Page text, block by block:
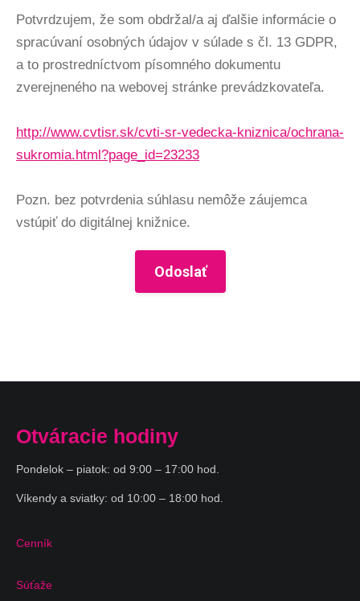
Potvrdzujem, že som obdržal/a aj ďalšie informácie o
spracúvaní osobných údajov v súlade s čl. 13 GDPR,
a to prostredníctvom písomného dokumentu
zverejneného na webovej stránke prevádzkovateľa.
http://www.cvtisr.sk/cvti-sr-vedecka-kniznica/ochrana-
sukromia.html?page_id=23233
Pozn. bez potvrdenia súhlasu nemôže záujemca
vstúpiť do digitálnej knižnice.
Odoslať
Otváracie hodiny
Pondelok – piatok: od 9:00 – 17:00 hod.
Víkendy a sviatky: od 10:00 – 18:00 hod.
Cenník
Súťaže